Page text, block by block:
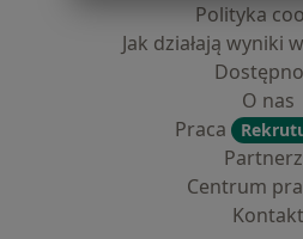
Polityka
Jak działają wyniki
O nas
Praca
Centrum
Kontakt